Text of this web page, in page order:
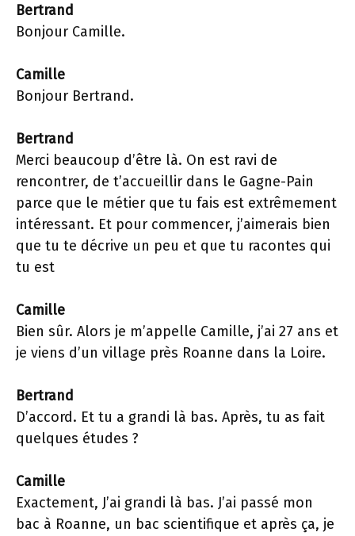
Bertrand
Bonjour Camille.
Camille
Bonjour Bertrand.
Bertrand
Merci beaucoup d’être là. On est ravi de
rencontrer, de t’accueillir dans le Gagne-Pain
parce que le métier que tu fais est extrêmement
intéressant. Et pour commencer, j’aimerais bien
que tu te décrive un peu et que tu racontes qui
tu est
Camille
Bien sûr. Alors je m’appelle Camille, j’ai 27 ans et
je viens d’un village près Roanne dans la Loire.
Bertrand
D’accord. Et tu a grandi là bas. Après, tu as fait
quelques études ?
Camille
Exactement, J’ai grandi là bas. J’ai passé mon
bac à Roanne, un bac scientifique et après ça, je